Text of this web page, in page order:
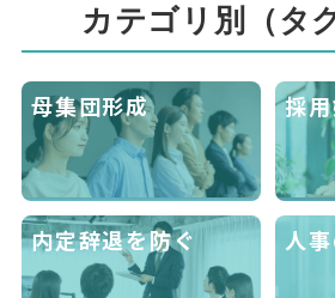
カテゴリ別（タ
母集団形成 採
内定辞退を防ぐ 人